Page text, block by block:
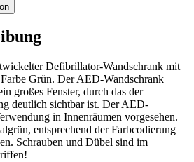
Defibrillator-Wandschrank mit
Grün. Der AED-Wandschrank
großes Fenster, durch das der
deutlich sichtbar ist. Der AED-
in Innenräumen vorgesehen.
entsprechend der Farbcodierung
Schrauben und Dübel sind im